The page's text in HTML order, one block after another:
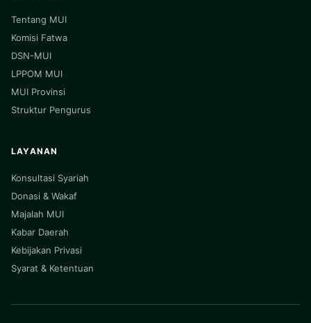
Tentang MUI
Komisi Fatwa
DSN-MUI
LPPOM MUI
MUI Provinsi
Struktur Pengurus
LAYANAN
Konsultasi Syariah
Donasi & Wakaf
Majalah MUI
Kabar Daerah
Kebijakan Privasi
Syarat & Ketentuan